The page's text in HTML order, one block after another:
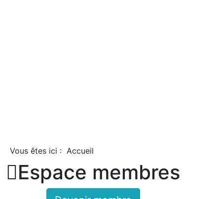
Vous êtes ici : Accueil
Espace membres